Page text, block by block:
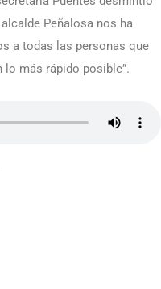
Peñalosa nos ha
a todas las personas que
lo más rápido posible”.